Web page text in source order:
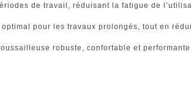
de travail, réduisant la fatigue de
pour les travaux prolongés, tout en
robuste, confortable et